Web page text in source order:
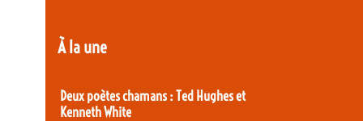
À la une
Deux poètes chamans : Ted Hughes et
Kenneth White